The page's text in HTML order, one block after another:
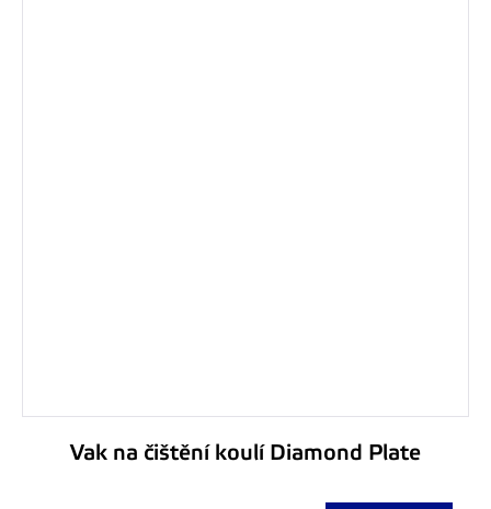
Vak na čištění koulí Diamond Plate